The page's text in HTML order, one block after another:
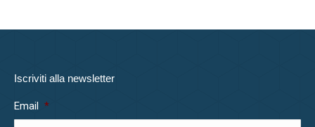
Iscriviti alla newsletter
Email *